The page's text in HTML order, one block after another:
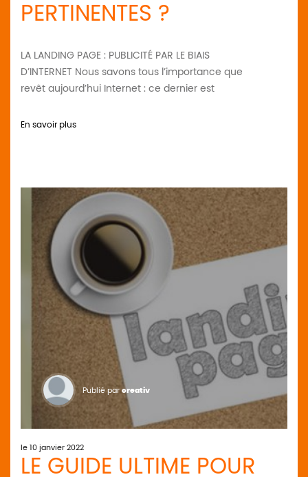
PERTINENTES ?
LA LANDING PAGE : PUBLICITÉ PAR LE BIAIS
D’INTERNET Nous savons tous l’importance que
revêt aujourd’hui Internet : ce dernier est
En savoir plus
Publié parcreativ
le 10 janvier 2022
LE GUIDE ULTIME POUR